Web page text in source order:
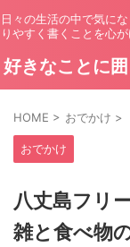
日々の生活の中で気に
りやすく書くことを心
好きなことに
HOME > おでかけ >
おでかけ
八丈島フリ
雑と食べ物